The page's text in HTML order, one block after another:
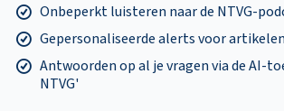
Onbeperkt luisteren naar de NTVG-
Gepersonaliseerde alerts voor
Antwoorden op al je vragen via de AI-
NTVG'